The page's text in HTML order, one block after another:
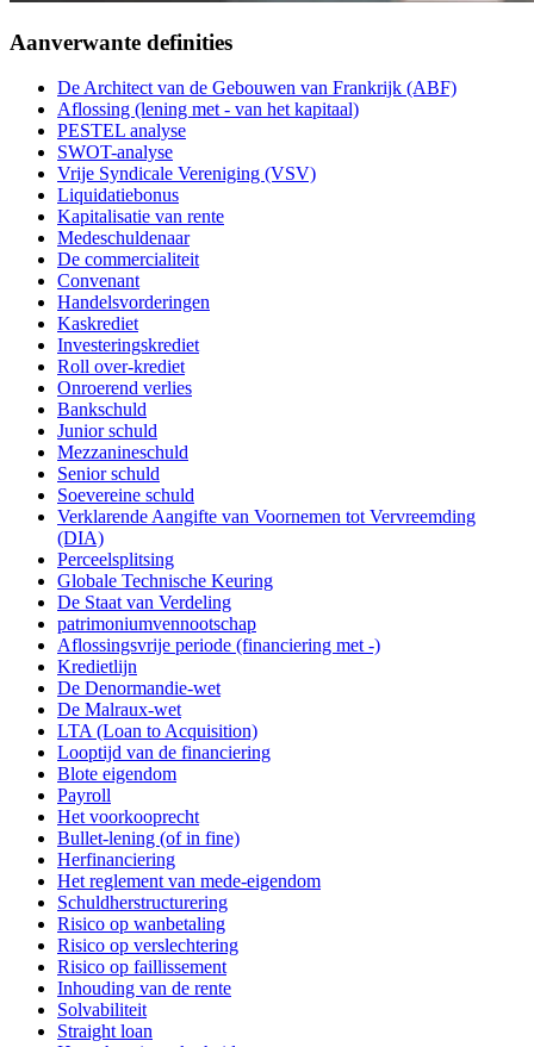
Aanverwante definities
De Architect van de Gebouwen van Frankrijk (ABF)
Aflossing (lening met - van het kapitaal)
PESTEL analyse
SWOT-analyse
Vrije Syndicale Vereniging (VSV)
Liquidatiebonus
Kapitalisatie van rente
Medeschuldenaar
De commercialiteit
Convenant
Handelsvorderingen
Kaskrediet
Investeringskrediet
Roll over-krediet
Onroerend verlies
Bankschuld
Junior schuld
Mezzanineschuld
Senior schuld
Soevereine schuld
Verklarende Aangifte van Voornemen tot Vervreemding
(DIA)
Perceelsplitsing
Globale Technische Keuring
De Staat van Verdeling
patrimoniumvennootschap
Aflossingsvrije periode (financiering met -)
Kredietlijn
De Denormandie-wet
De Malraux-wet
LTA (Loan to Acquisition)
Looptijd van de financiering
Blote eigendom
Payroll
Het voorkooprecht
Bullet-lening (of in fine)
Herfinanciering
Het reglement van mede-eigendom
Schuldherstructurering
Risico op wanbetaling
Risico op verslechtering
Risico op faillissement
Inhouding van de rente
Solvabiliteit
Straight loan